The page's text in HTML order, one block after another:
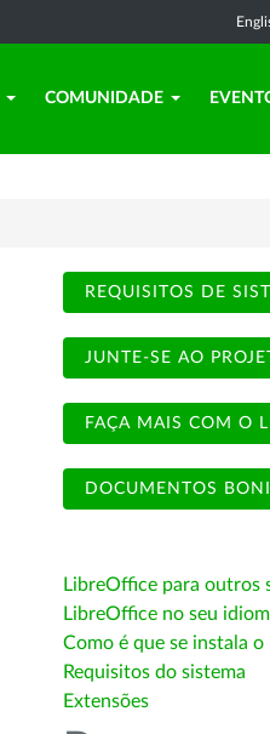
COMUNIDADE
REQUISITOS DE
JUNTE-SE AO
FAÇA MAIS COM O
DOCUMENTOS
LibreOffice para outros
LibreOffice no seu
Como é que se instala
Requisitos do sistema
Extensões